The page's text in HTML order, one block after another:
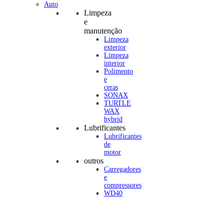
Auto
Limpeza
e
manutenção
Limpeza
exterior
Limpeza
interior
Polimento
e
ceras
SONAX
TURTLE
WAX
hybrid
Lubrificantes
Lubrificantes
de
motor
outros
Carregadores
e
compressores
WD40